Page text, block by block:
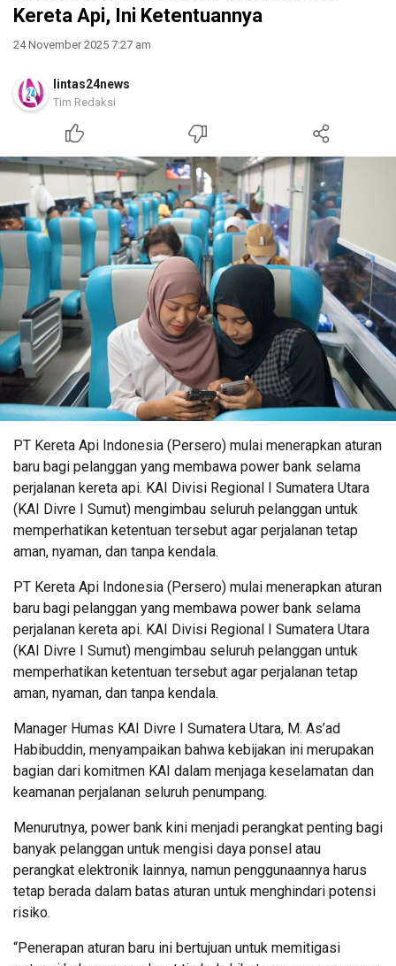
Kereta Api, Ini Ketentuannya
24 November 2025 7:27 am
lintas24news
Tim Redaksi
PT Kereta Api Indonesia (Persero) mulai menerapkan aturan
baru bagi pelanggan yang membawa power bank selama
perjalanan kereta api. KAI Divisi Regional I Sumatera Utara
(KAI Divre I Sumut) mengimbau seluruh pelanggan untuk
memperhatikan ketentuan tersebut agar perjalanan tetap
aman, nyaman, dan tanpa kendala.
PT Kereta Api Indonesia (Persero) mulai menerapkan aturan
baru bagi pelanggan yang membawa power bank selama
perjalanan kereta api. KAI Divisi Regional I Sumatera Utara
(KAI Divre I Sumut) mengimbau seluruh pelanggan untuk
memperhatikan ketentuan tersebut agar perjalanan tetap
aman, nyaman, dan tanpa kendala.
Manager Humas KAI Divre I Sumatera Utara, M. As’ad
Habibuddin, menyampaikan bahwa kebijakan ini merupakan
bagian dari komitmen KAI dalam menjaga keselamatan dan
keamanan perjalanan seluruh penumpang.
Menurutnya, power bank kini menjadi perangkat penting bagi
banyak pelanggan untuk mengisi daya ponsel atau
perangkat elektronik lainnya, namun penggunaannya harus
tetap berada dalam batas aturan untuk menghindari potensi
risiko.
“Penerapan aturan baru ini bertujuan untuk memitigasi